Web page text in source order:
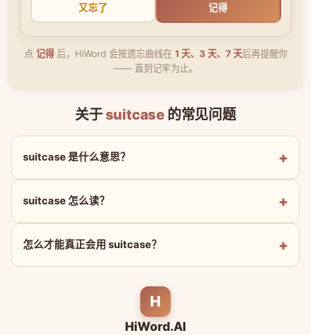
又忘了 记得
点 记得后，HiWord 会按遗忘曲线在 1 天、3 天、7 天后再提醒你
—— 直到记牢为止。
关于 suitcase 的常见问题
suitcase 是什么意思？
suitcase 怎么读？
怎么才能真正会用 suitcase？
H
HiWord.AI